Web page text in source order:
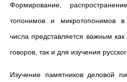
Формирование,
топонимов и микротопонимов
числа представляется важным
говоров, так и для изучения
Изучение памятников деловой